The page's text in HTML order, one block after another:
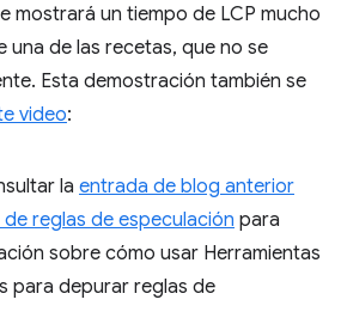
mostrará un tiempo de LCP mucho
una de las recetas, que no se
Esta demostración también se
video:
la entrada de blog anterior
reglas de especulación para
sobre cómo usar Herramientas
para depurar reglas de